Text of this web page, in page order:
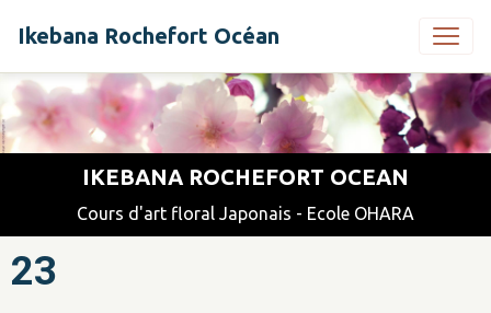
Ikebana Rochefort Océan
IKEBANA ROCHEFORT OCEAN
Cours d'art floral Japonais - Ecole OHARA
23